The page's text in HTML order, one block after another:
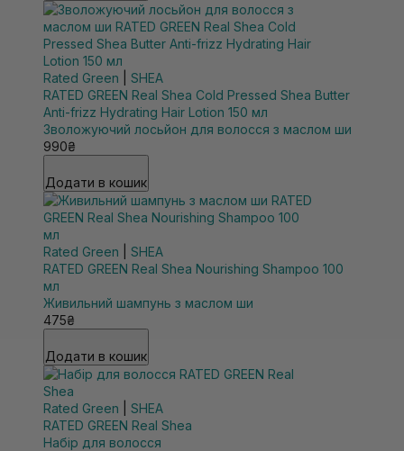
Rated Green
SHEA
RATED GREEN Real Shea Cold Pressed Shea Butter
Anti-frizz Hydrating Hair Lotion 150 мл
Зволожуючий лосьйон для волосся з маслом ши
990₴
Додати в кошик
Rated Green
SHEA
RATED GREEN Real Shea Nourishing Shampoo 100
мл
Живильний шампунь з маслом ши
475₴
Додати в кошик
Rated Green
SHEA
RATED GREEN Real Shea
Набір для волосся